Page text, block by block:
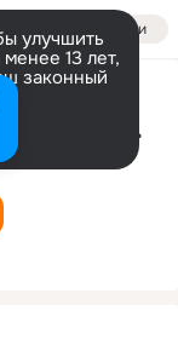
Войти
улучшить
13 лет,
законный
Ты не тот ,который Pinsk@67